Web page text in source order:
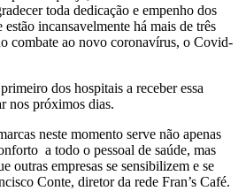
toda dedicação e empenho dos
incansavelmente há mais de três
combate ao novo coronavírus, o Covid-
dos hospitais a receber essa
nos próximos dias.
neste momento serve não apenas
a todo o pessoal de saúde, mas
outras empresas se sensibilizem e se
Conte, diretor da rede Fran’s Café.